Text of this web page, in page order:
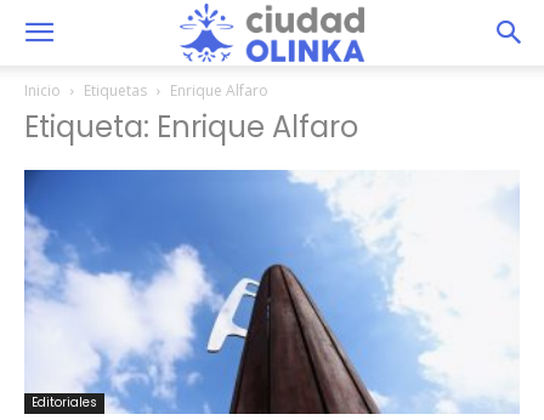
Inicio Etiquetas Enrique Alfaro
Etiqueta: Enrique Alfaro
Editoriales